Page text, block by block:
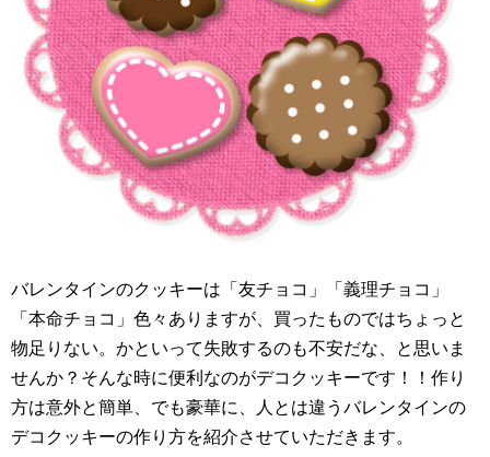
バレンタインのクッキーは「友チョコ」「義理チョコ」
「本命チョコ」色々ありますが、買ったものではちょっと
物足りない。かといって失敗するのも不安だな、と思いま
せんか？そんな時に便利なのがデコクッキーです！！作り
方は意外と簡単、でも豪華に、人とは違うバレンタインの
デコクッキーの作り方を紹介させていただきます。